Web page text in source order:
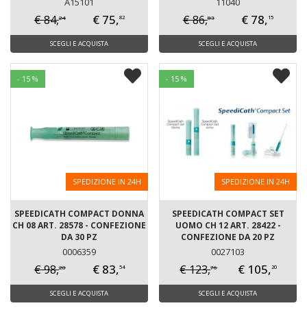
€ 84,24 € 75,82
SCEGLI E ACQUISTA
€ 86,83 € 78, 15
SCEGLI E ACQUISTA
- 15 %
SPEDIZIONE IN 24H
SPEEDICATH COMPACT DONNA
CH 08 ART. 28578 - CONFEZIONE
DA 30 PZ
0006359
€ 98,28 € 83,54
SCEGLI E ACQUISTA
- 15 %
SPEDIZIONE IN 24H
SPEEDICATH COMPACT SET
UOMO CH 12 ART. 28422 -
CONFEZIONE DA 20 PZ
0027103
€ 123,76 € 105,20
SCEGLI E ACQUISTA